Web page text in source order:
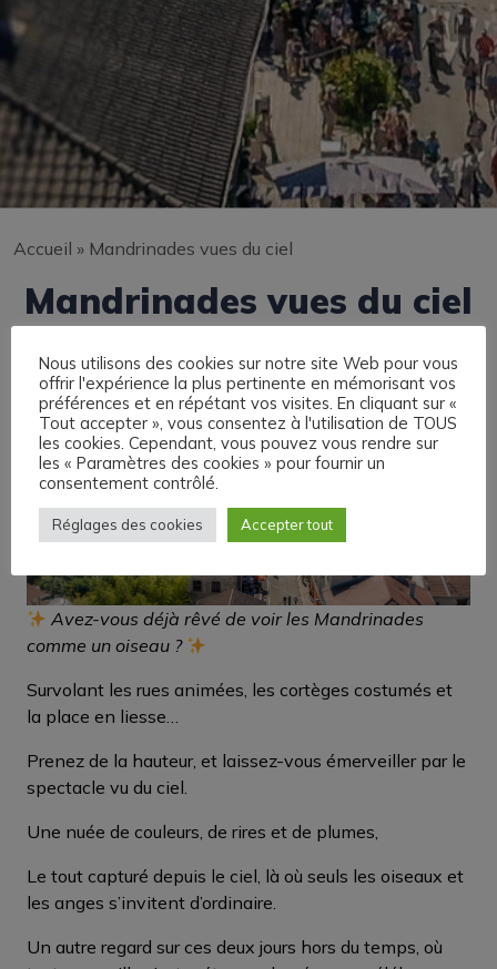
Accueil » Mandrinades vues du ciel
Mandrinades vues du ciel
Avez-vous déjà rêvé de voir les Mandrinades
comme un oiseau ?
Survolant les rues animées, les cortèges costumés et
la place en liesse…
Prenez de la hauteur, et laissez-vous émerveiller par le
spectacle vu du ciel.
Une nuée de couleurs, de rires et de plumes,
Le tout capturé depuis le ciel, là où seuls les oiseaux et
les anges s’invitent d’ordinaire.
Un autre regard sur ces deux jours hors du temps, où
Nous utilisons des cookies sur notre site Web pour vous
offrir l'expérience la plus pertinente en mémorisant vos
préférences et en répétant vos visites. En cliquant sur «
Tout accepter », vous consentez à l'utilisation de TOUS
les cookies. Cependant, vous pouvez vous rendre sur
les « Paramètres des cookies » pour fournir un
consentement contrôlé.
Réglages des cookies Accepter tout